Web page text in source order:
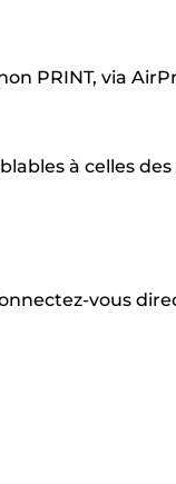
PRINT, via
à celles
vous